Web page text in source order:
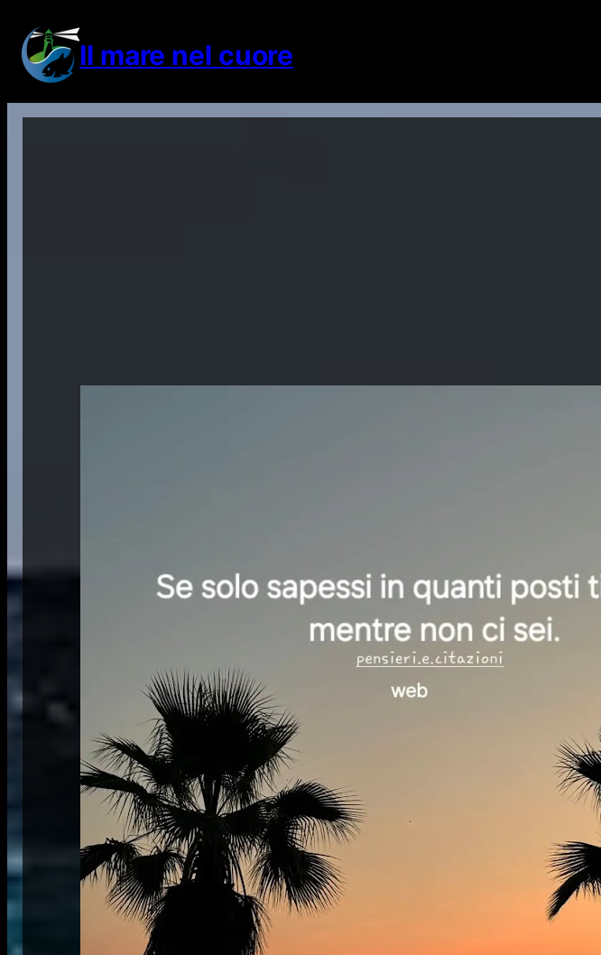
contenuto Il mare nel cuore